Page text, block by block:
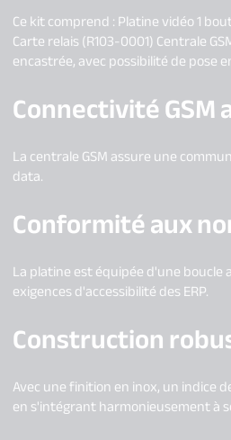
Ce kit comprend : Platine vidéo 1
Carte relais (R103-0001) Centrale
encastrée, avec possibilité de pose
Connectivité GSM
La centrale GSM assure une
data.
Conformité aux
La platine est équipée d'une
exigences d'accessibilité des ERP.
Construction
Avec une finition en inox, un indice
en s'intégrant harmonieusement à